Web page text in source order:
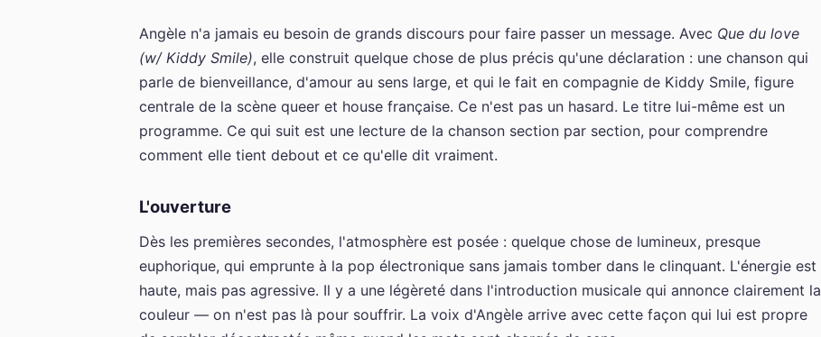
Angèle n'a jamais eu besoin de grands discours pour faire passer un message. Avec Que du love
(w/ Kiddy Smile), elle construit quelque chose de plus précis qu'une déclaration : une chanson qui
parle de bienveillance, d'amour au sens large, et qui le fait en compagnie de Kiddy Smile, figure
centrale de la scène queer et house française. Ce n'est pas un hasard. Le titre lui-même est un
programme. Ce qui suit est une lecture de la chanson section par section, pour comprendre
comment elle tient debout et ce qu'elle dit vraiment.
L'ouverture
Dès les premières secondes, l'atmosphère est posée : quelque chose de lumineux, presque
euphorique, qui emprunte à la pop électronique sans jamais tomber dans le clinquant. L'énergie est
haute, mais pas agressive. Il y a une légèreté dans l'introduction musicale qui annonce clairement la
couleur — on n'est pas là pour souffrir. La voix d'Angèle arrive avec cette façon qui lui est propre